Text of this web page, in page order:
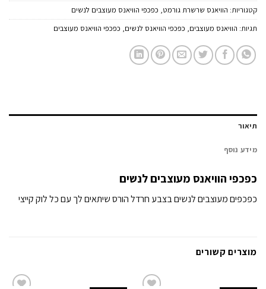
קטגוריות: הוויאנס שרשרת גורמט, כפכפי הוויאנס מעוצבים לנשים
תגיות: הוויאנס מעוצבים, כפכפי הוויאנס לנשים, כפכפי הוויאנס מעוצבים
תיאור
מידע נוסף
כפכפי הוויאנס מעוצבים לנשים
כפכפים מעוצבים לנשים בצבע חרדל הורס שיתאים לך עם כל לוק קייצי
מוצרים קשורים